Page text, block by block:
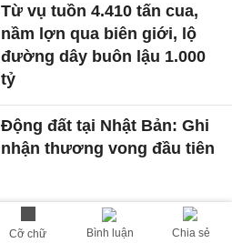
Cỡ chữ Bình luận Chia sẻ
Từ vụ tuồn 4.410 tấn cua,
nầm lợn qua biên giới, lộ
đường dây buôn lậu 1.000
tỷ
Động đất tại Nhật Bản: Ghi
nhận thương vong đầu tiên
PNJ đã chi hơn 7.000 tỷ